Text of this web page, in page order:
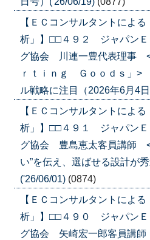
【ＥＣコンサルタントによ
析」】□□４９２ ジャパンＥ
グ協会 川連一豊代表理事
ｒｔｉｎｇ Ｇｏｏｄｓ」>
ル戦略に注目（2026年6月4
【ＥＣコンサルタントによ
析」】□□４９１ ジャパンＥ
グ協会 豊島恵太客員講師
い”を伝え、選ばせる設計が
('26/06/01) (0874)
【ＥＣコンサルタントによ
析」】□□４９０ ジャパンＥ
グ協会 矢崎宏一郎客員講師